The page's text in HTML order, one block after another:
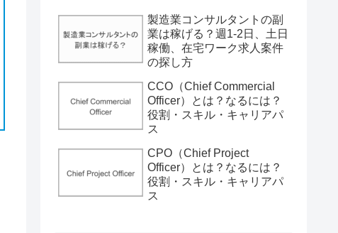
製造業コンサルタントの副
業は稼げる？週1-2日、土日
稼働、在宅ワーク求人案件
の探し方
CCO（Chief Commercial
Officer）とは？なるには？
役割・スキル・キャリアパ
ス
CPO（Chief Project
Officer）とは？なるには？
役割・スキル・キャリアパ
ス